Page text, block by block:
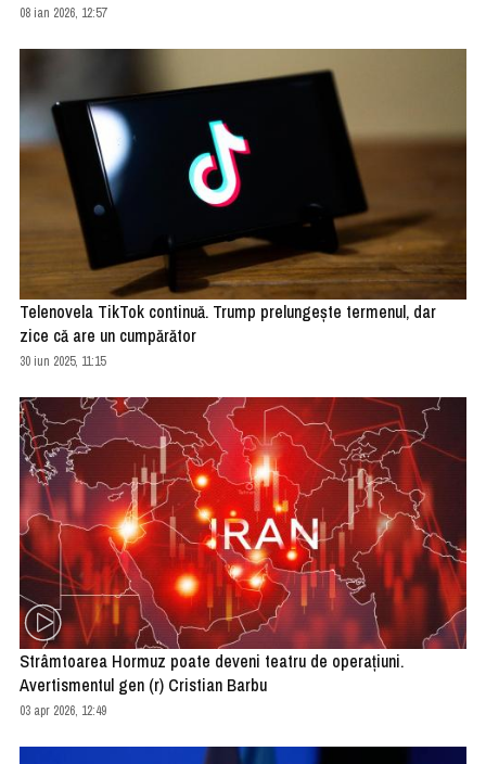
08 ian 2026, 12:57
Telenovela TikTok continuă. Trump prelungește termenul, dar
zice că are un cumpărător
30 iun 2025, 11:15
Strâmtoarea Hormuz poate deveni teatru de operaţiuni.
Avertismentul gen (r) Cristian Barbu
03 apr 2026, 12:49